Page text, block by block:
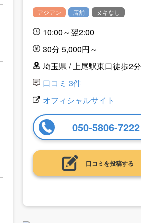
アジアン 店舗 ヌキなし
10:00～翌2:00
30分 5,000円～
埼玉県 / 上尾駅東口徒歩2分
口コミ 3件
オフィシャルサイト
050-5806-7222
口コミを投稿する